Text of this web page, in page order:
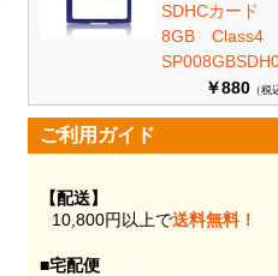
SDHCカード
8GB
￥880 （税
ご利用ガイド
【配送】
10,800円以上で送料無料！
■宅配便